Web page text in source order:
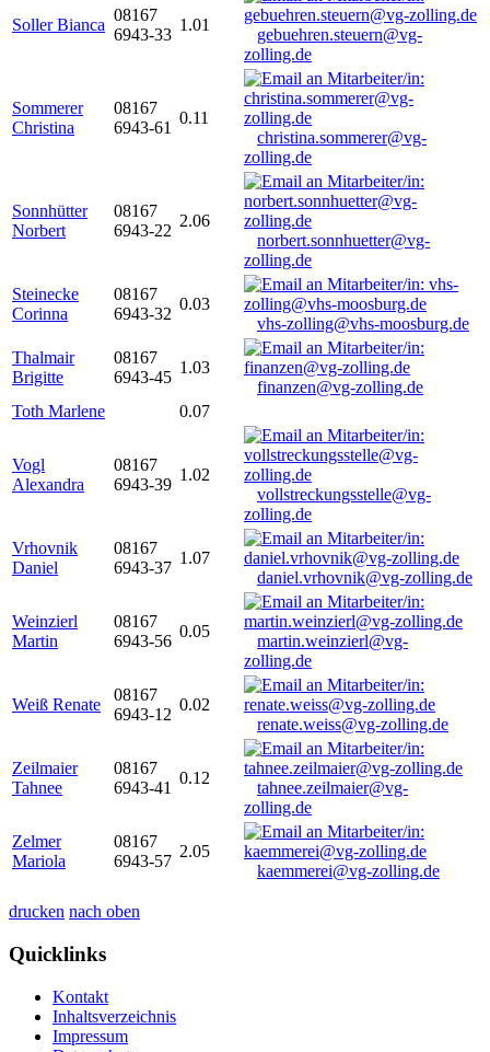
Soller Bianca
08167
6943-33
1.01
gebuehren.steuern@vg-
zolling.de
Sommerer
Christina
08167
6943-61
0.11
christina.sommerer@vg-
zolling.de
Sonnhütter
Norbert
08167
6943-22
2.06
norbert.sonnhuetter@vg-
zolling.de
Steinecke
Corinna
08167
6943-32
0.03
vhs-zolling@vhs-moosburg.de
Thalmair
Brigitte
08167
6943-45
1.03
finanzen@vg-zolling.de
Toth Marlene
0.07
Vogl
Alexandra
08167
6943-39
1.02
vollstreckungsstelle@vg-
zolling.de
Vrhovnik
Daniel
08167
6943-37
1.07
daniel.vrhovnik@vg-zolling.de
Weinzierl
Martin
08167
6943-56
0.05
martin.weinzierl@vg-
zolling.de
Weiß Renate
08167
6943-12
0.02
renate.weiss@vg-zolling.de
Zeilmaier
Tahnee
08167
6943-41
0.12
tahnee.zeilmaier@vg-
zolling.de
Zelmer
Mariola
08167
6943-57
2.05
kaemmerei@vg-zolling.de
drucken nach oben
Quicklinks
Kontakt
Inhaltsverzeichnis
Impressum